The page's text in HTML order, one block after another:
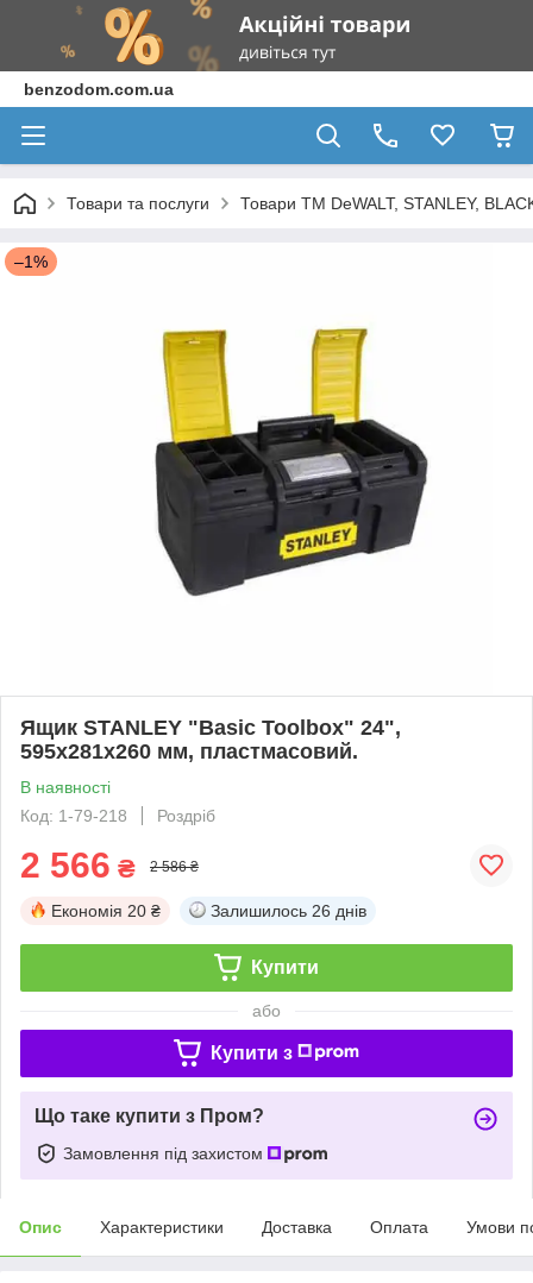
benzodom.com.ua
Товари та послуги Товари ТМ DeWALT, STANLEY,
–1%
Ящик STANLEY "Basic Toolbox" 24",
595x281x260 мм, пластмасовий.
В наявності
Код: 1-79-218
Роздріб
2 566 ₴ 2 586 ₴
Економія 20 ₴ Залишилось 26 днів
Купити
або
Купити з
Що таке купити з Пром?
Замовлення під захистом
Опис Характеристики Доставка Оплата Умови